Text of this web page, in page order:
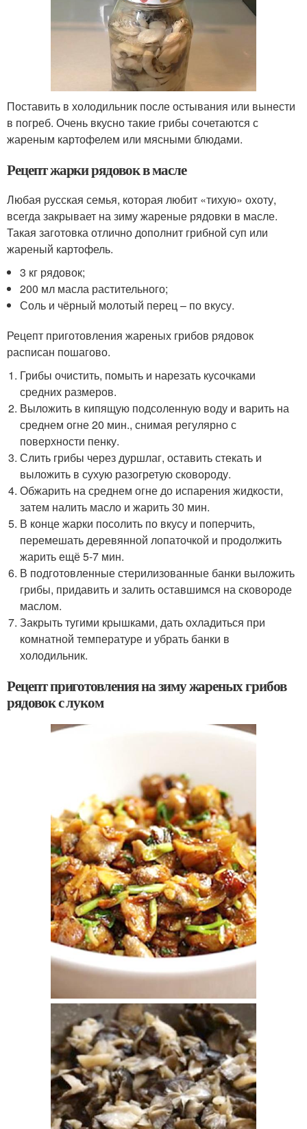
Поставить в холодильник после остывания или вынести
в погреб. Очень вкусно такие грибы сочетаются с
жареным картофелем или мясными блюдами.
Рецепт жарки рядовок в масле
Любая русская семья, которая любит «тихую» охоту,
всегда закрывает на зиму жареные рядовки в масле.
Такая заготовка отлично дополнит грибной суп или
жареный картофель.
3 кг рядовок;
200 мл масла растительного;
Соль и чёрный молотый перец – по вкусу.
Рецепт приготовления жареных грибов рядовок
расписан пошагово.
Грибы очистить, помыть и нарезать кусочками
средних размеров.
Выложить в кипящую подсоленную воду и варить на
среднем огне 20 мин., снимая регулярно с
поверхности пенку.
Слить грибы через дуршлаг, оставить стекать и
выложить в сухую разогретую сковороду.
Обжарить на среднем огне до испарения жидкости,
затем налить масло и жарить 30 мин.
В конце жарки посолить по вкусу и поперчить,
перемешать деревянной лопаточкой и продолжить
жарить ещё 5-7 мин.
В подготовленные стерилизованные банки выложить
грибы, придавить и залить оставшимся на сковороде
маслом.
Закрыть тугими крышками, дать охладиться при
комнатной температуре и убрать банки в
холодильник.
Рецепт приготовления на зиму жареных грибов
рядовок с луком